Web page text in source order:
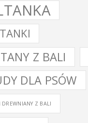
Z BALI
DLA PSÓW
Z BALI